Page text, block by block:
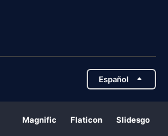
Español
Magnific Flaticon Slidesgo